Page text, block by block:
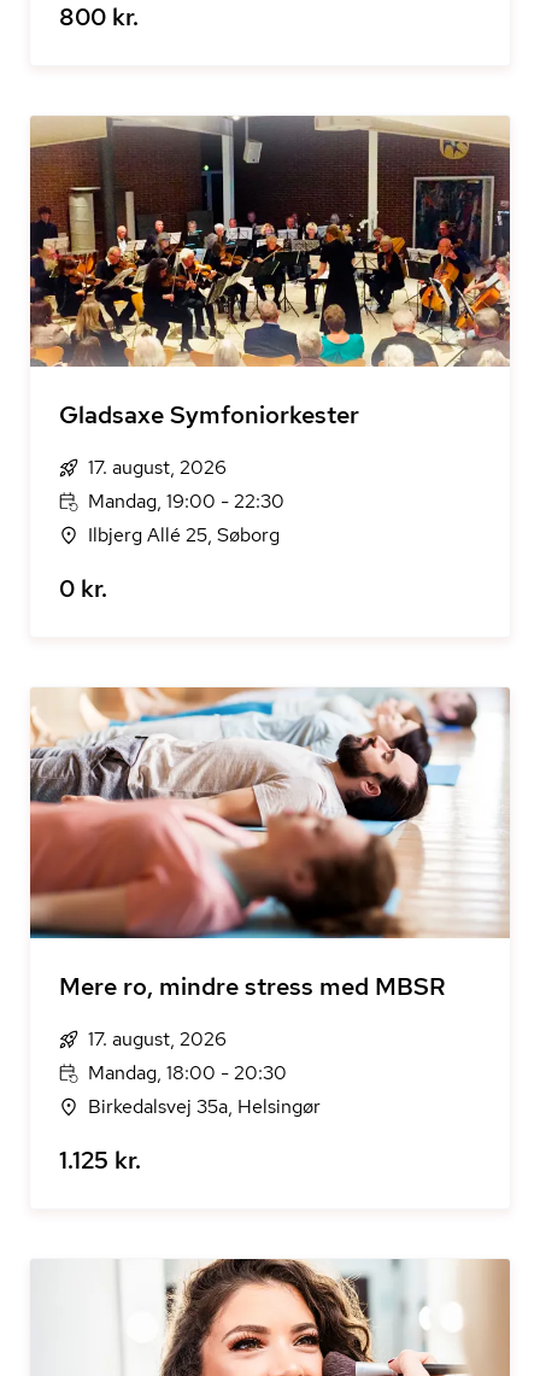
800 kr.
Gladsaxe Symfoniorkester
17. august, 2026
Mandag, 19:00 - 22:30
Ilbjerg Allé 25, Søborg
0 kr.
Mere ro, mindre stress med MBSR
17. august, 2026
Mandag, 18:00 - 20:30
Birkedalsvej 35a, Helsingør
1.125 kr.